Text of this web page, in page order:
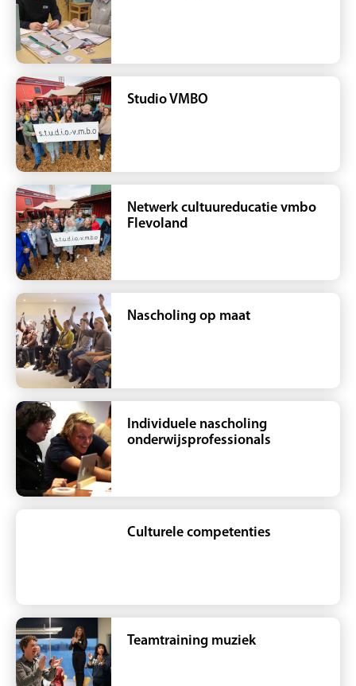
Studio VMBO
Netwerk cultuureducatie vmbo
Flevoland
Nascholing op maat
Individuele nascholing
onderwijsprofessionals
Culturele competenties
Teamtraining muziek